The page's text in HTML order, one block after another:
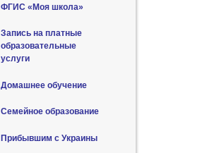
ФГИС «Моя школа»
Запись на платные
образовательные
услуги
Домашнее обучение
Семейное образование
Прибывшим с Украины